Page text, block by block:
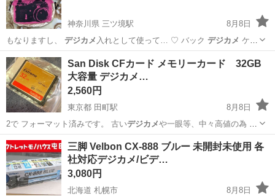
神奈川県 三ツ境駅
8月8日
もなりますし、 デジカメ 入れとして使って… ♡ バック デジカメ ケー
ス カメラ…
神奈川 横浜市 靴/バッグ デジカメ
San Disk CFカード メモリーカード 32GB
大容量 デジカメ…
2,560円
東京都 田町駅
8月8日
2で フォーマット済みです。 古いデジカメや一眼等、中々高値の為 い
かがでしょ…
東京 港区 田町駅 メモリーカード San
三脚 Velbon CX-888 ブルー 未開封未使用 各
社対応デジカメ/ビデ…
3,080円
北海道 札幌市
8月8日